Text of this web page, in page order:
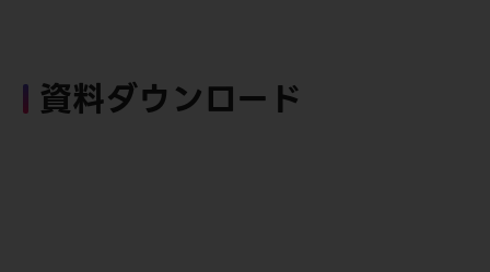
資料ダウンロード